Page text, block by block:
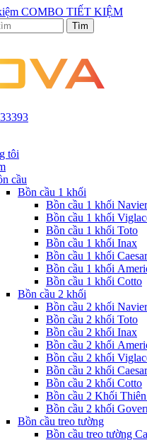
COMBO TIẾT KIỆM
tôi
cầu
Bồn cầu 1 khối
Bồn cầu 1 khối Navier
Bồn cầu 1 khối
Bồn cầu 1 khối Toto
Bồn cầu 1 khối Inax
Bồn cầu 1 khối Caesar
Bồn cầu 1 khối
Bồn cầu 1 khối Cotto
Bồn cầu 2 khối
Bồn cầu 2 khối Navier
Bồn cầu 2 khối Toto
Bồn cầu 2 khối Inax
Bồn cầu 2 khối
Bồn cầu 2 khối
Bồn cầu 2 khối Caesar
Bồn cầu 2 khối Cotto
Bồn cầu 2 Khối
Bồn cầu 2 khối
Bồn cầu treo tường
Bồn cầu treo tường